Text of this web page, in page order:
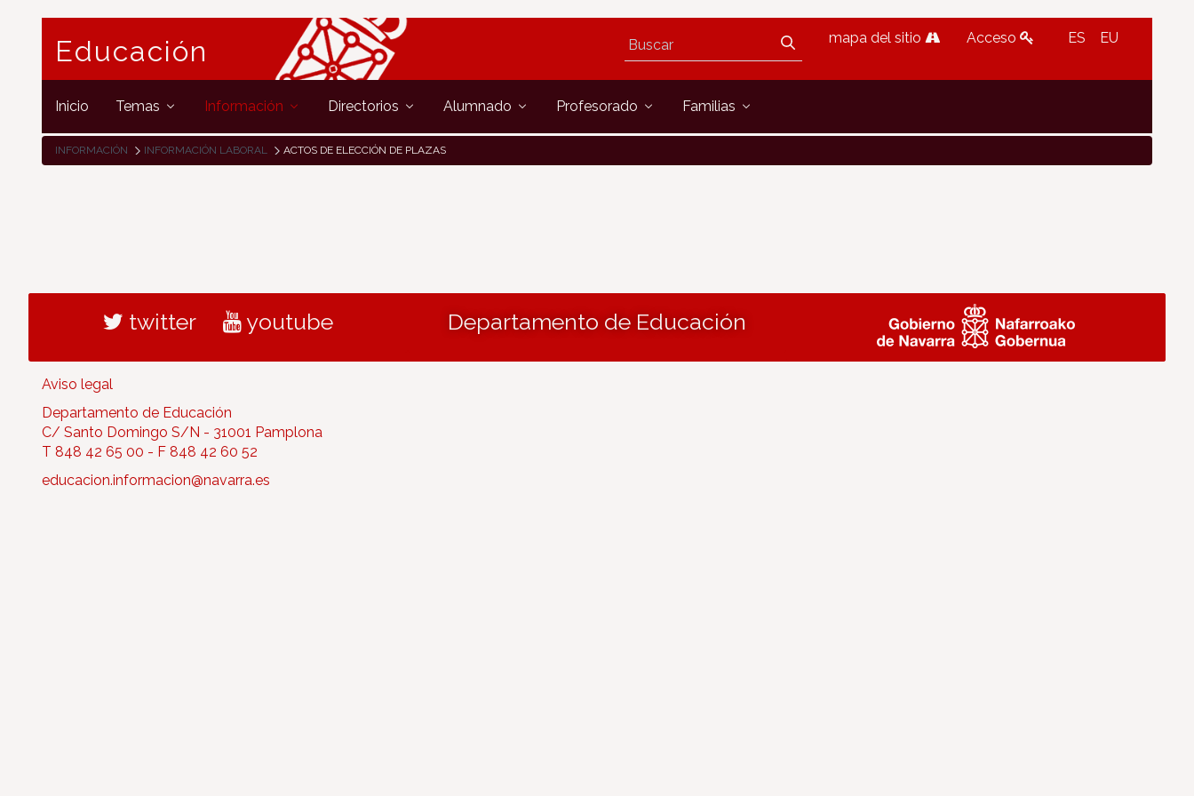
Educación mapa del sitio Acceso ES EU
Inicio Temas Información Directorios Alumnado Profesorado Familias
INFORMACIÓN INFORMACIÓN LABORAL ACTOS DE ELECCIÓN DE PLAZAS
twitter youtube Departamento de Educación
Aviso legal
Departamento de Educación
C/ Santo Domingo S/N - 31001 Pamplona
T 848 42 65 00 - F 848 42 60 52
educacion.informacion@navarra.es